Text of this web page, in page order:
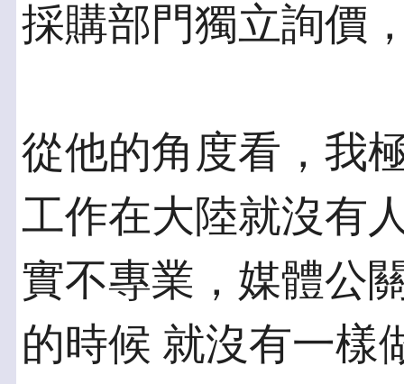
採購部門獨立詢價
從他的角度看，我
工作在大陸就沒有
實不專業，媒體公
的時候 就沒有一樣